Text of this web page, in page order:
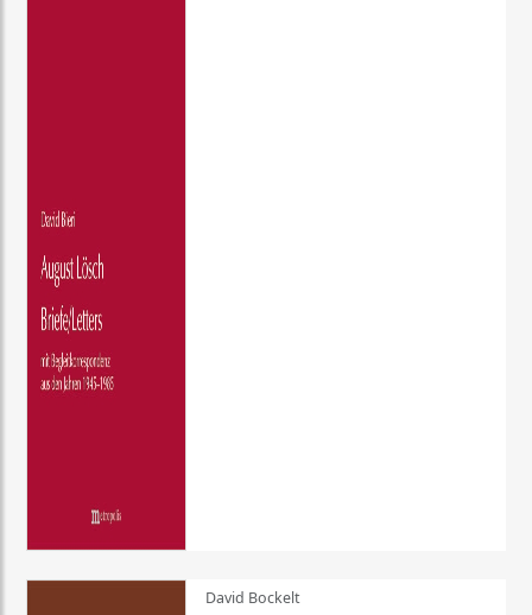
David Bockelt